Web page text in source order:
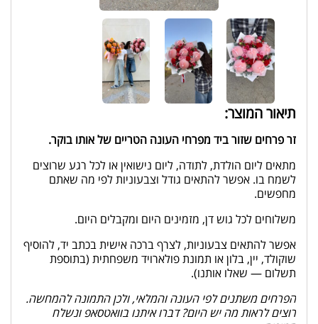
תיאור המוצר:
זר פרחים שזור ביד מפרחי העונה הטריים של אותו בוקר.
מתאים ליום הולדת, לתודה, ליום נישואין או לכל רגע שרוצים
לשמח בו. אפשר להתאים גודל וצבעוניות לפי מה שאתם
מחפשים.
משלוחים לכל גוש דן, מזמינים היום ומקבלים היום.
אפשר להתאים צבעוניות, לצרף ברכה אישית בכתב יד, להוסיף
שוקולד, יין, בלון או תמונת פולארויד משפחתית (בתוספת
תשלום — שאלו אותנו).
הפרחים משתנים לפי העונה והמלאי, ולכן התמונה להמחשה.
רוצים לראות מה יש היום? דברו איתנו בוואטסאפ ונשלח